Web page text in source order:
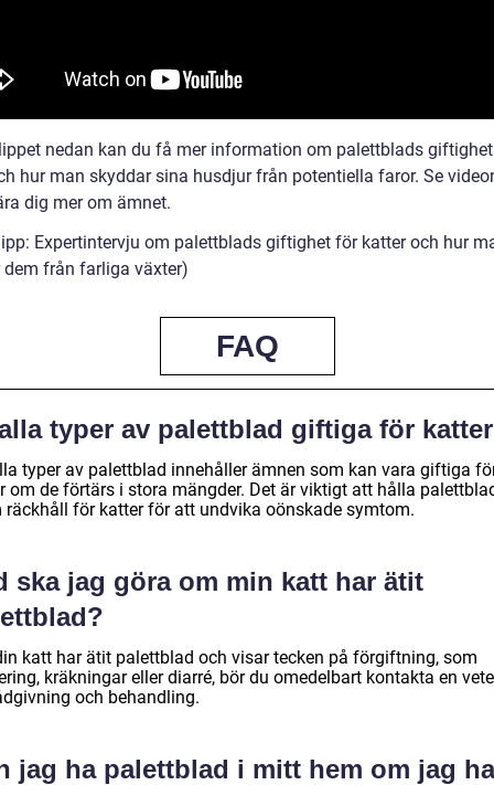
nedan kan du få mer information om palettblads
hur man skyddar sina husdjur från potentiella faror. Se
dig mer om ämnet.
Expertintervju om palettblads giftighet för katter och hur
dem från farliga växter)
FAQ
typer av palettblad giftiga för
typer av palettblad innehåller ämnen som kan vara giftiga
om de förtärs i stora mängder. Det är viktigt att hålla
räckhåll för katter för att undvika oönskade symtom.
ska jag göra om min katt har ätit
katt har ätit palettblad och visar tecken på förgiftning, som
kräkningar eller diarré, bör du omedelbart kontakta en
och behandling.
jag ha palettblad i mitt hem om jag